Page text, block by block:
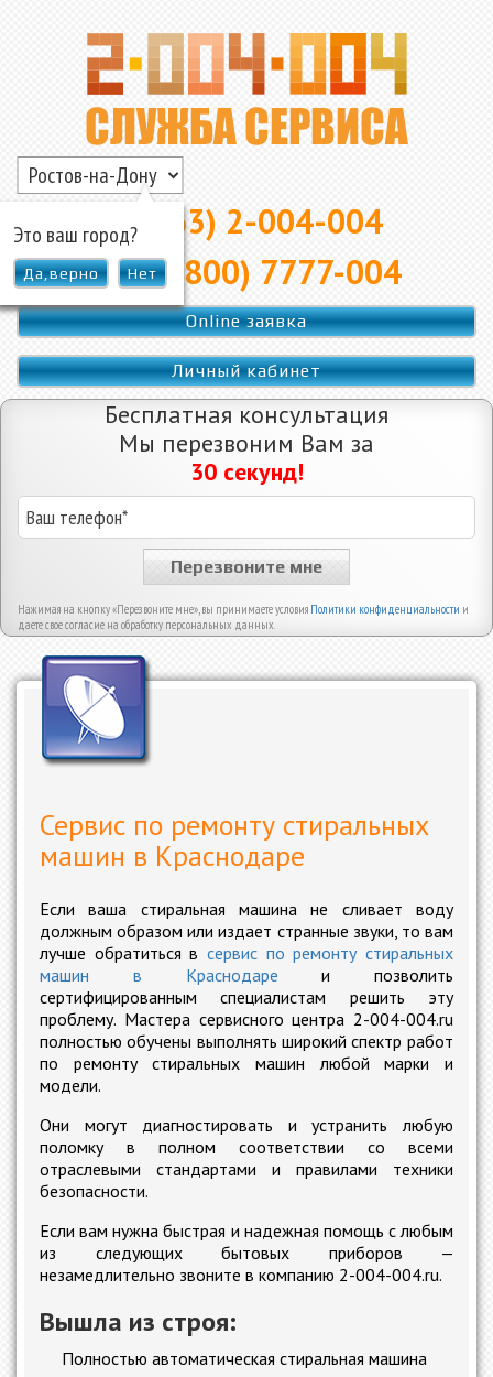
▲
Это ваш город?
Да,верно Нет
8 (863) 2-004-004
8 (800) 7777-004
Online заявка
Личный кабинет
Бесплатная консультация
Мы перезвоним Вам за
30 секунд!
Перезвоните мне
Нажимая на кнопку «Перезвоните мне», вы принимаете условия Политики конфиденциальности и
даете свое согласие на обработку персональных данных.
Сервис по ремонту стиральных
машин в Краснодаре
Если ваша стиральная машина не сливает воду
должным образом или издает странные звуки, то вам
лучше обратиться в сервис по ремонту стиральных
машин в Краснодаре и позволить
сертифицированным специалистам решить эту
проблему. Мастера сервисного центра 2-004-004.ru
полностью обучены выполнять широкий спектр работ
по ремонту стиральных машин любой марки и
модели.
Они могут диагностировать и устранить любую
поломку в полном соответствии со всеми
отраслевыми стандартами и правилами техники
безопасности.
Если вам нужна быстрая и надежная помощь с любым
из следующих бытовых приборов —
незамедлительно звоните в компанию 2-004-004.ru.
Вышла из строя:
Полностью автоматическая стиральная машина